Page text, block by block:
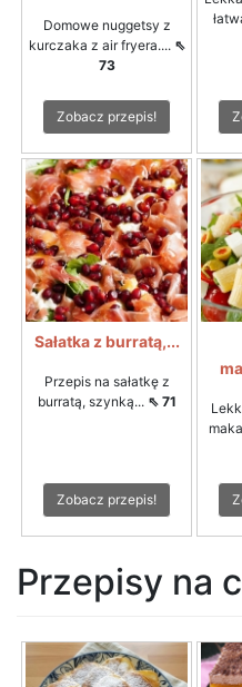
Domowe nuggetsy z
kurczaka z air fryera.... ⇖
73
Zobacz przepis!
Sałatka z burratą,...
Przepis na sałatkę z
burratą, szynką... ⇖ 71
Zobacz przepis!
Przepisy na